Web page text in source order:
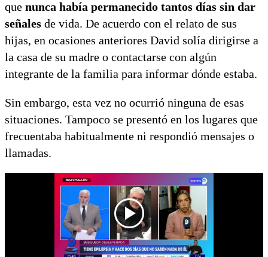
que nunca había permanecido tantos días sin dar
señales de vida. De acuerdo con el relato de sus
hijas, en ocasiones anteriores David solía dirigirse a
la casa de su madre o contactarse con algún
integrante de la familia para informar dónde estaba.
Sin embargo, esta vez no ocurrió ninguna de esas
situaciones. Tampoco se presentó en los lugares que
frecuentaba habitualmente ni respondió mensajes o
llamadas.